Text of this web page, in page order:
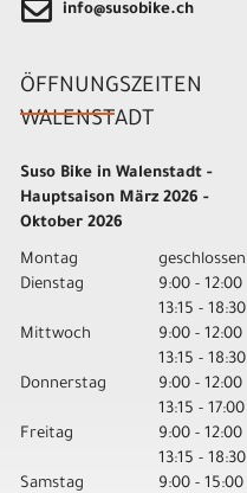
info@susobike.ch
ÖFFNUNGSZEITEN
WALENSTADT
Suso Bike in Walenstadt -
Hauptsaison März 2026 -
Oktober 2026
Montag
geschlossen
Dienstag
9:00 - 12:00
13:15 - 18:30
Mittwoch
9:00 - 12:00
13:15 - 18:30
Donnerstag
9:00 - 12:00
13:15 - 17:00
Freitag
9:00 - 12:00
13:15 - 18:30
Samstag
9:00 - 15:00